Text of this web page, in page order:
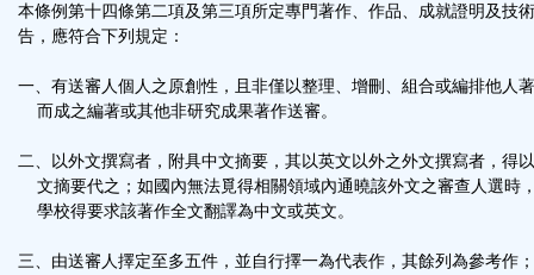
本條例第十四條第二項及第三項所定專門著作、作品、成就證明及技
告，應符合下列規定：
一、有送審人個人之原創性，且非僅以整理、增刪、組合或編排他人
而成之編著或其他非研究成果著作送審。
二、以外文撰寫者，附具中文摘要，其以英文以外之外文撰寫者，得
文摘要代之；如國內無法覓得相關領域內通曉該外文之審查人選時
學校得要求該著作全文翻譯為中文或英文。
三、由送審人擇定至多五件，並自行擇一為代表作，其餘列為參考作